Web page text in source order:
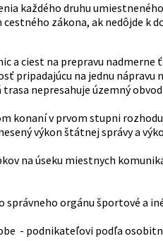
každého druhu
zákona, ak nedôjde k
a ciest na prepravu nadmerne
pripadajúcu na jednu nápravu
nepresahuje územný
konaní v prvom stupni
výkon štátnej správy a
na úseku miestnych
orgánu športové a
- podnikateľovi podľa